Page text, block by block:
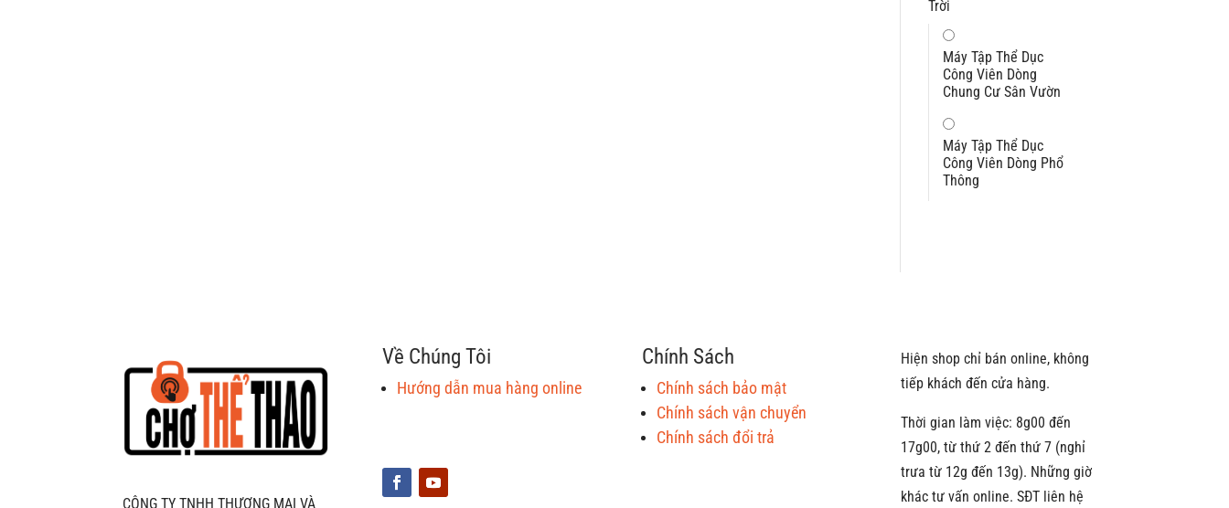
Trời
Máy Tập Thể Dục
Công Viên Dòng
Chung Cư Sân Vườn
Máy Tập Thể Dục
Công Viên Dòng Phổ
Thông
CÔNG TY TNHH THƯƠNG MẠI VÀ
Về Chúng Tôi
Hướng dẫn mua hàng online
Chính Sách
Chính sách bảo mật
Chính sách vận chuyển
Chính sách đổi trả
Hiện shop chỉ bán online, không
tiếp khách đến cửa hàng.
Thời gian làm việc: 8g00 đến
17g00, từ thứ 2 đến thứ 7 (nghỉ
trưa từ 12g đến 13g). Những giờ
khác tư vấn online. SĐT liên hệ